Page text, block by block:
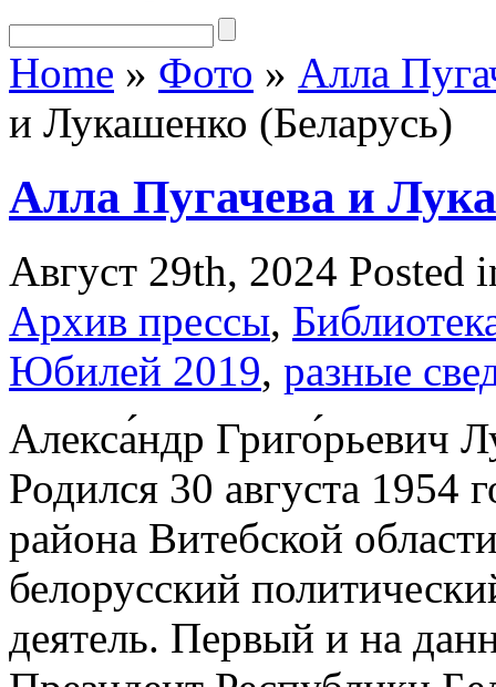
Home » Фото » Алла
и Лукашенко (Беларусь)
Алла Пугачева и
Август 29th, 2024 Posted
Архив прессы,
Юбилей 2019, разные
Алекса́ндр Григо́рьевич
Родился 30 августа 1954
района Витебской
белорусский
деятель. Первый и на